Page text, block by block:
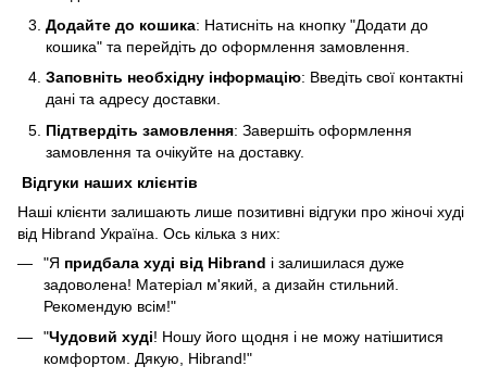
Додайте до кошика: Натисніть на кнопку "Додати до
кошика" та перейдіть до оформлення замовлення.
Заповніть необхідну інформацію: Введіть свої контактні
дані та адресу доставки.
Підтвердіть замовлення: Завершіть оформлення
замовлення та очікуйте на доставку.
Відгуки наших клієнтів
Наші клієнти залишають лише позитивні відгуки про жіночі худі
від Hibrand Україна. Ось кілька з них:
"Я придбала худі від Hibrand і залишилася дуже
задоволена! Матеріал м'який, а дизайн стильний.
Рекомендую всім!"
"Чудовий худі! Ношу його щодня і не можу натішитися
комфортом. Дякую, Hibrand!"